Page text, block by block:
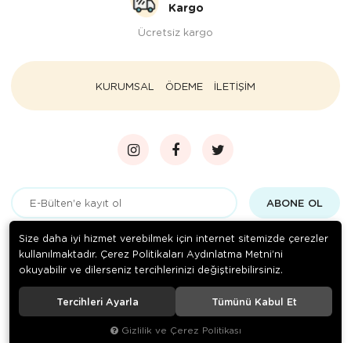
Kargo
Ücretsiz kargo
KURUMSAL ÖDEME İLETİŞİM
ABONE OL
Gizlilik politikasınıokudum ve elektronik posta almayı kabul
ediyorum.
© 2020Paçacı Hüsnü Bursa . Tüm hakları saklıdır.
Size daha iyi hizmet verebilmek için internet sitemizde çerezler
kullanılmaktadır. Çerez Politikaları Aydınlatma Metni’ni
okuyabilir ve dilerseniz tercihlerinizi değiştirebilirsiniz.
Tercihleri Ayarla Tümünü Kabul Et
Gizlilik ve Çerez Politikası